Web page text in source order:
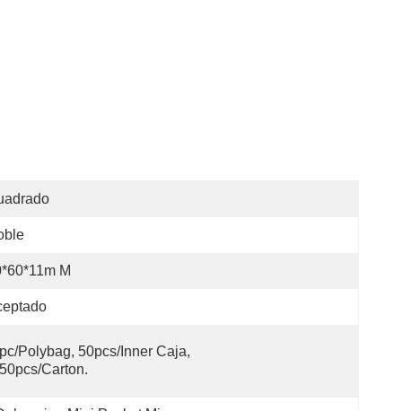
M
polybag, 50pcs/inner Caja,
carton.